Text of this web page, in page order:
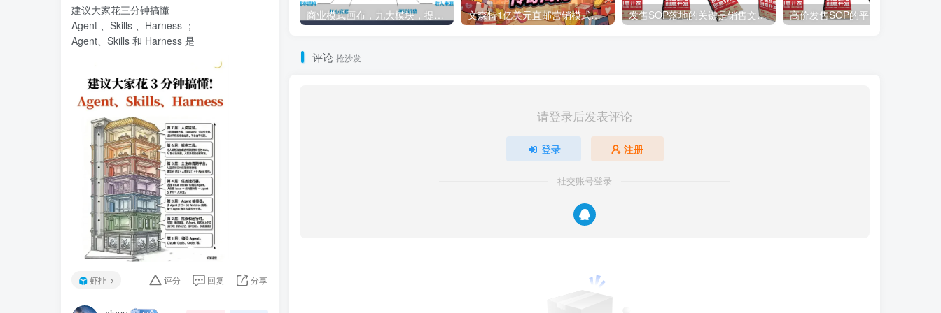
文森特1亿美元直邮营销模式的传奇揭秘与新媒体推广策略，PDF下载 发售SOP落地的关键是销售文案，让收钱实现自动化！
评论 抢沙发
请登录后发表评论
登录 注册
社交账号登录
建议大家花三分钟搞懂
Agent 、Skills 、Harness ；
Agent、Skills 和 Harness 是
虾扯 评分 回复 分享